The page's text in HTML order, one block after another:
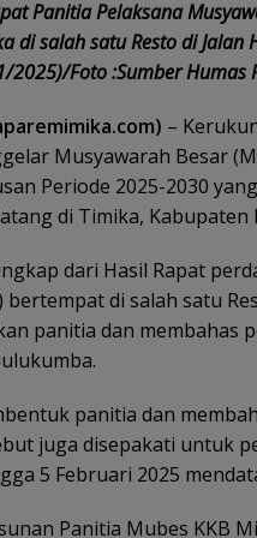
Panitia Pelaksana
di salah satu Resto di
2025)/Foto :Sumber Humas
–
Musyawarah Besar
Periode 2025-2030
di Timika,
dari Hasil Rapat
bertempat di salah satu
panitia dan membahas
panitia dan
juga disepakati untuk
5 Februari 2025
Panitia Mubes KKB